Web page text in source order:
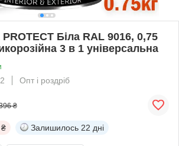
Біла RAL 9016, 0,75
3 в 1 універсальна
Опт і роздріб
₴
Залишилось 22 дні